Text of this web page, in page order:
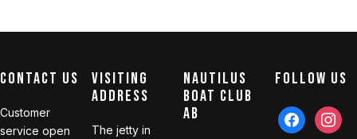
CONTACT US
Customer
service open
VISITING
ADDRESS
The jetty in
NAUTILUS
BOAT CLUB
AB
FOLLOW US
Facebook